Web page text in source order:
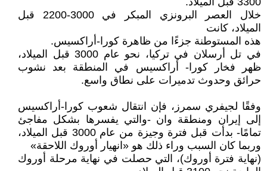
خلال العصر البرونزي المبكر في 3000-2200 قبل
الميلاد، كانت
هذه المستوطنة جزءًا من ظاهرة كورا-أراكسيس.
في تل أرسلان في تركيا، نحو عام 3000 قبل الميلاد،
ظهر فخار كورا- أراكسيس في المنطقة بعد نشوب
حرائق وحدوث تدميرات على نطاق واسع.
وفقًا لجيفري سمرز، فإن انتقال شعوب كورا-أراكسيس
إلى إيران ومنطقة وان -والتي يفسرها بشكل مفاجئ
تمامًا- بدأت قبل فترة وجيزة من عام 3000 قبل الميلاد،
وربما كان السبب وراء ذلك هو «انهيار أوروك اللاحقة»
(نهاية فترة أوروك)، التي حصلت في نهاية مرحلة أوروك